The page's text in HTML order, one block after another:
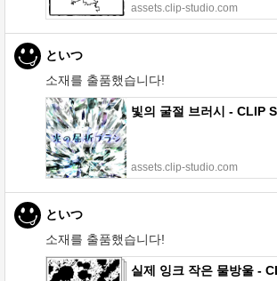
assets.clip-studio.com
といつ
소재를 출품했습니다!
빛의 굴절 브러시 - CLIP
assets.clip-studio.com
といつ
소재를 출품했습니다!
실제 잉크 작은 물방울 -